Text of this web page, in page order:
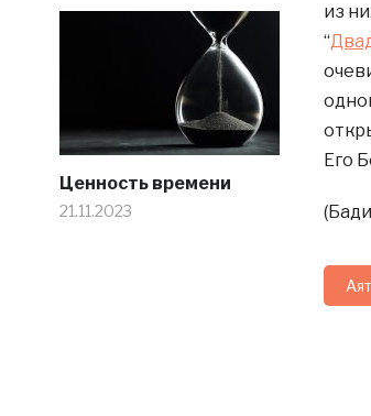
Ценность времени
21.11.2023
из
“
Его
Аят